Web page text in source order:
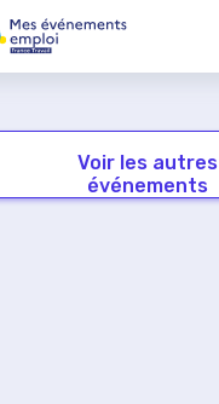
Voir les autres
événements